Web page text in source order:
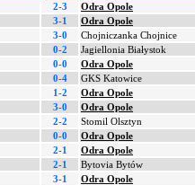
2-3 Odra Opole
3-1 Odra Opole
3-0 Chojniczanka Chojnice
0-2 Jagiellonia Białystok
0-0 Odra Opole
0-4 GKS Katowice
1-2 Odra Opole
3-0 Odra Opole
2-2 Stomil Olsztyn
0-0 Odra Opole
2-1 Odra Opole
2-1 Bytovia Bytów
3-1 Odra Opole